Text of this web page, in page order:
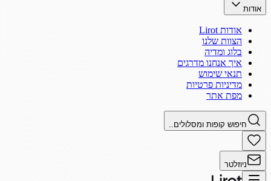
אודות
אודות Lirot
הצוות שלנו
בלוג ומדיה
איך אנחנו מדרגים
תנאי שימוש
מדיניות פרטיות
מפת אתר
חיפוש קופות ומסלולים..
ניוזלטר